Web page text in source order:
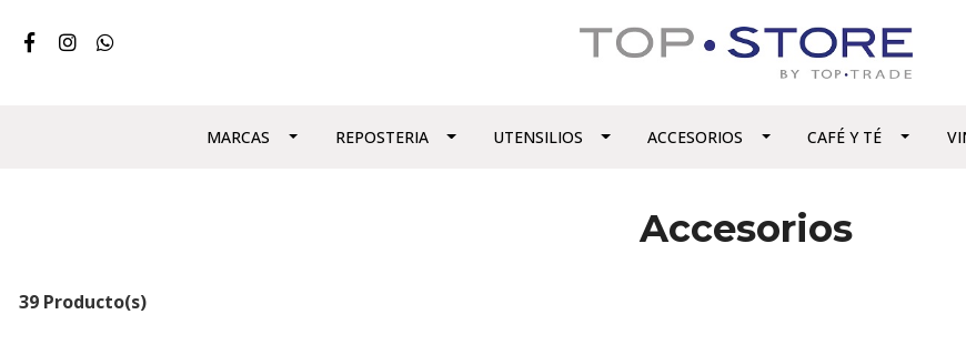
MARCAS REPOSTERIA UTENSILIOS ACCESORIOS CAFÉ Y TÉ
Accesorios
39 Producto(s)